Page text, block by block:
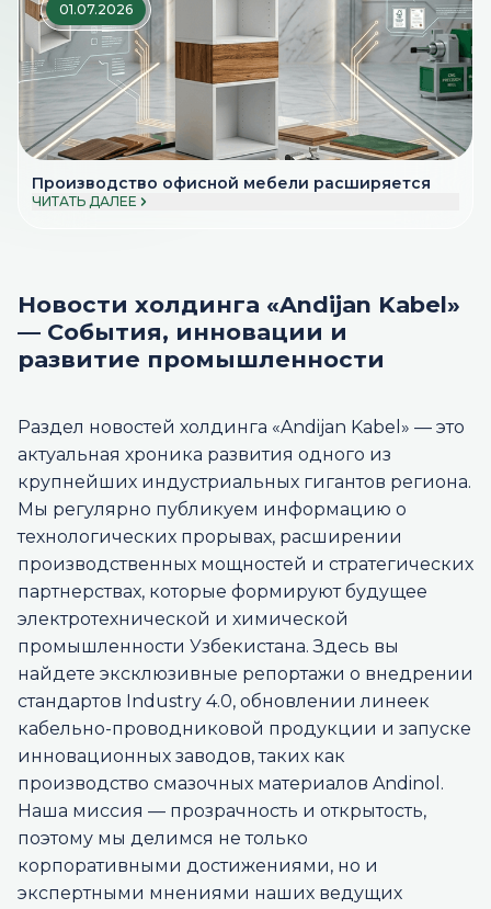
01.07.2026
Производство офисной мебели расширяется
ЧИТАТЬ ДАЛЕЕ
Новости холдинга «Andijan Kabel»
— События, инновации и
развитие промышленности
Раздел новостей холдинга «Andijan Kabel» — это
актуальная хроника развития одного из
крупнейших индустриальных гигантов региона.
Мы регулярно публикуем информацию о
технологических прорывах, расширении
производственных мощностей и стратегических
партнерствах, которые формируют будущее
электротехнической и химической
промышленности Узбекистана. Здесь вы
найдете эксклюзивные репортажи о внедрении
стандартов Industry 4.0, обновлении линеек
кабельно-проводниковой продукции и запуске
инновационных заводов, таких как
производство смазочных материалов Andinol.
Наша миссия — прозрачность и открытость,
поэтому мы делимся не только
корпоративными достижениями, но и
экспертными мнениями наших ведущих